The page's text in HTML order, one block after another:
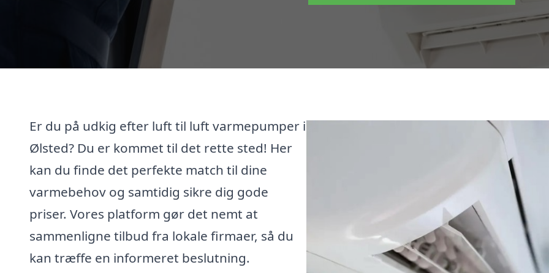
Er du på udkig efter luft til luft varmepumper i
Ølsted? Du er kommet til det rette sted! Her
kan du finde det perfekte match til dine
varmebehov og samtidig sikre dig gode
priser. Vores platform gør det nemt at
sammenligne tilbud fra lokale firmaer, så du
kan træffe en informeret beslutning.